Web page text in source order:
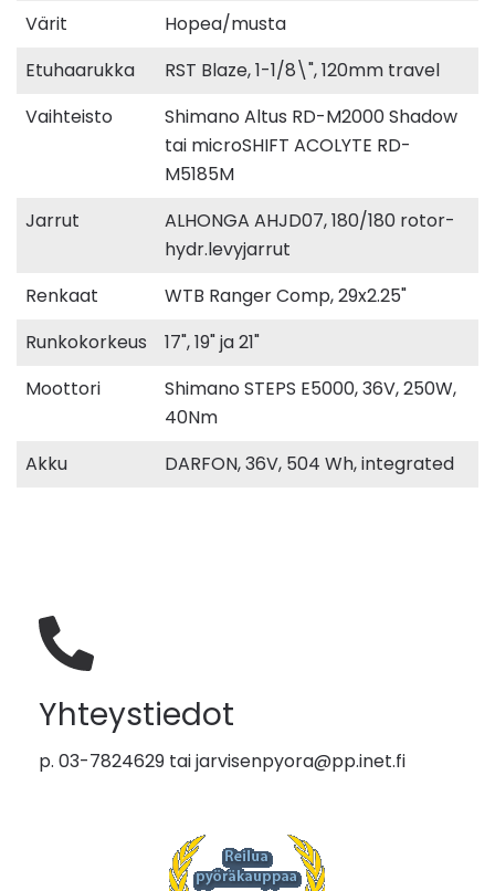
Värit
Hopea/musta
Etuhaarukka
RST Blaze, 1-1/8\", 120mm travel
Vaihteisto
Shimano Altus RD-M2000 Shadow
tai microSHIFT ACOLYTE RD-
M5185M
Jarrut
ALHONGA AHJD07, 180/180 rotor-
hydr.levyjarrut
Renkaat
WTB Ranger Comp, 29x2.25"
Runkokorkeus
17", 19" ja 21"
Moottori
Shimano STEPS E5000, 36V, 250W,
40Nm
Akku
DARFON, 36V, 504 Wh, integrated
Yhteystiedot
p. 03-7824629 taijarvisenpyora@pp.inet.fi